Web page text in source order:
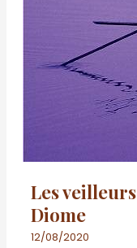
Les
Diome
12/08/2020